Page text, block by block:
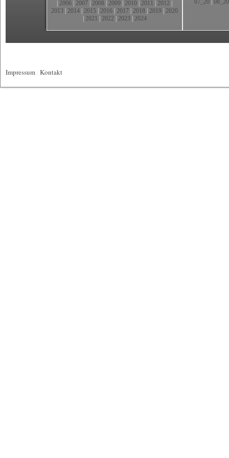
2006 2007 2008 2009 2010 2011 2012
2013 2014 2015 2016 2017 2018 2019 2020
2021 2022 2023| 2024
07_20 08_20
Impressum Kontakt